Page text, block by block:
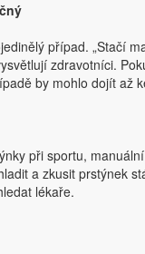
případ. „Stačí
zdravotníci.
by mohlo dojít až
při sportu,
a zkusit prstýnek
lékaře.